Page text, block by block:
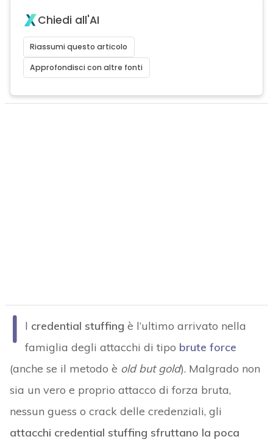
Chiedi all'AI
Riassumi questo articolo
Approfondisci con altre fonti
I l credential stuffing è l’ultimo arrivato nella
famiglia degli attacchi di tipo brute force
(anche se il metodo è old but gold). Malgrado non
sia un vero e proprio attacco di forza bruta,
nessun guess o crack delle credenziali, gli
attacchi credential stuffing sfruttano la poca